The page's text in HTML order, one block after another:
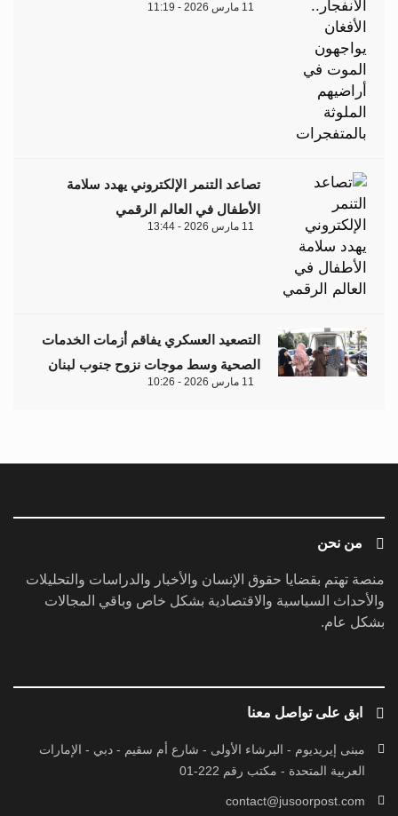
11 مارس 2026 - 11:19
تصاعد التنمر الإلكتروني يهدد سلامة
الأطفال في العالم الرقمي
11 مارس 2026 - 13:44
التصعيد العسكري يفاقم أزمات الخدمات
الصحية وسط موجات نزوح جنوب لبنان
11 مارس 2026 - 10:26
من نحن
منصة تهتم بقضايا حقوق الإنسان والأخبار والدراسات والتحليلات
والأحداث السياسية والاقتصادية بشكل خاص وباقي المجالات
بشكل عام.
ابق على تواصل معنا
مبنى إيريديوم - البرشاء الأولى - شارع أم سقيم - دبي - الإمارات
العربية المتحدة - مكتب رقم 222-01
contact@jusoorpost.com